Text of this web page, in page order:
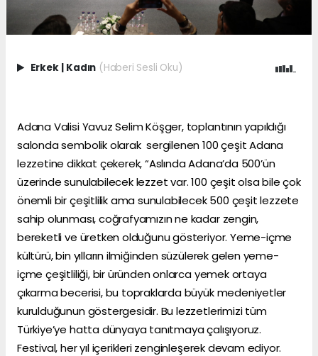
Erkek | Kadın (Haberi Sesli Oku)
Adana Valisi Yavuz Selim Köşger, toplantının yapıldığı
salonda sembolik olarak sergilenen 100 çeşit Adana
lezzetine dikkat çekerek, “Aslında Adana’da 500’ün
üzerinde sunulabilecek lezzet var. 100 çeşit olsa bile çok
önemli bir çeşitlilik ama sunulabilecek 500 çeşit lezzete
sahip olunması, coğrafyamızın ne kadar zengin,
bereketli ve üretken olduğunu gösteriyor. Yeme-içme
kültürü, bin yılların ilmiğinden süzülerek gelen yeme-
içme çeşitliliği, bir üründen onlarca yemek ortaya
çıkarma becerisi, bu topraklarda büyük medeniyetler
kurulduğunun göstergesidir. Bu lezzetlerimizi tüm
Türkiye’ye hatta dünyaya tanıtmaya çalışıyoruz.
Festival, her yıl içerikleri zenginleşerek devam ediyor.